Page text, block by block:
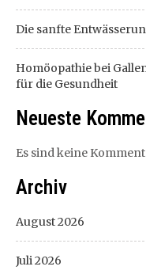
Die sanfte
Homöopathie bei
für die Gesundheit
Neueste
Es sind keine
Archiv
August 2026
Juli 2026